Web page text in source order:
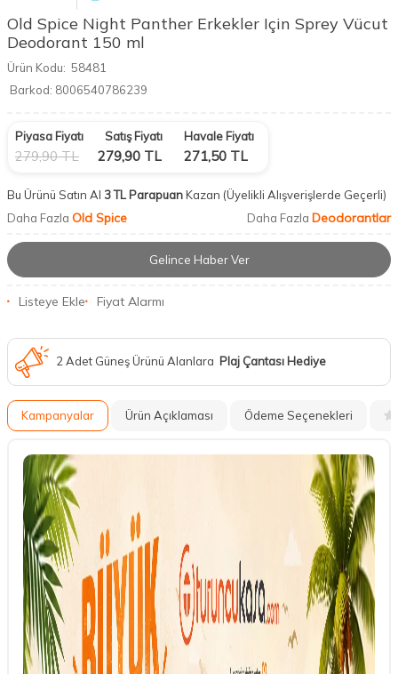
Old Spice Night Panther Erkekler Için Sprey Vücut
Deodorant 150 ml
Ürün Kodu: 58481
Barkod: 8006540786239
Piyasa Fiyatı
279,90TL
Satış Fiyatı
279,90 TL
Havale Fiyatı
271,50 TL
Bu Ürünü Satın Al 3 TL ParapuanKazan (Üyelikli Alışverişlerde Geçerli)
Daha Fazla Old Spice Daha Fazla Deodorantlar
Gelince Haber Ver
Listeye Ekle Fiyat Alarmı
2 Adet Güneş Ürünü Alanlara Plaj Çantası Hediye
Kampanyalar Ürün Açıklaması Ödeme Seçenekleri